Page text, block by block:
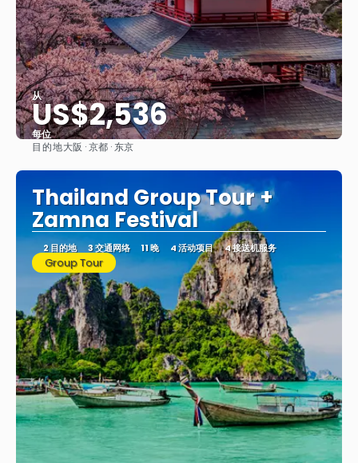
从
US$2,536
每位
目的地大阪 · 京都 · 东京
Thailand Group Tour +
Zamna Festival
2 目的地 3 交通网络 11 晚 4 活动项目 4 接送机服务
Group Tour